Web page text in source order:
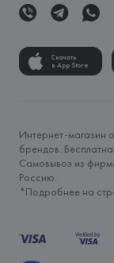
Скачать
в App Store
Интернет-магазин
брендов.
Самовывоз из
Россию.
*Подробнее на